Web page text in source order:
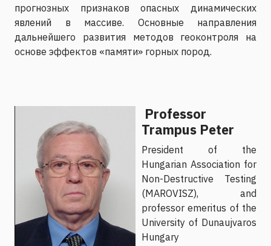
прогнозных признаков опасных динамических
явлений в массиве. Основные направления
дальнейшего развития методов геоконтроля на
основе эффектов «памяти» горных пород.
Professor
Trampus Peter
Рresident of the
Hungarian Association for
Non-Destructive Testing
(MAROVISZ), and
professor emeritus of the
University of Dunaujvaros
Hungary